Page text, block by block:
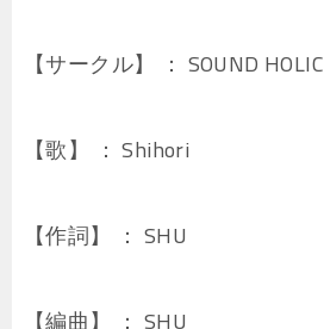
【サークル】 ： SOUND HOLIC
【歌】 ： Shihori
【作詞】 ： SHU